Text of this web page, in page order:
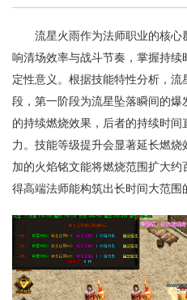
流星火雨作为法师职业的核
响清场效率与战斗节奏，掌握持
定性意义。根据技能特性分析，
段，第一阶段为流星坠落瞬间的
的持续燃烧效果，后者的持续时
力。技能等级提升会显著延长燃
加的火焰铭文能将燃烧范围扩大
得高端法师能构筑出长时间大范围